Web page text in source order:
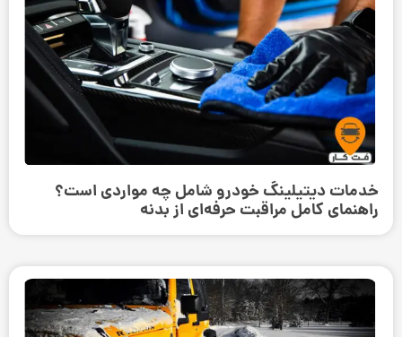
خدمات دیتیلینگ خودرو شامل چه مواردی است؟
راهنمای کامل مراقبت حرفه‌ای از بدنه